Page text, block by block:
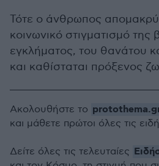
Τότε ο άνθρωπος
κοινωνικό στιγματισμό της
εγκλήματος, του θανάτου
και καθίσταται πρόξενος
Ακολουθήστε το
και μάθετε πρώτοι όλες τις
Δείτε όλες τις τελευταίες